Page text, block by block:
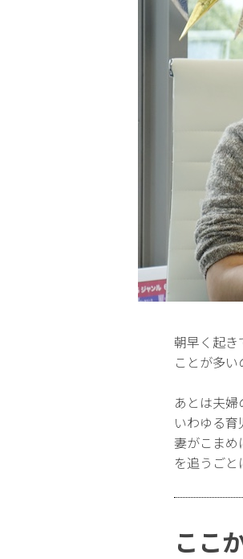
朝早く起き
ことが多
あとは夫
いわゆる
妻がこまめ
を追うごと
ここ